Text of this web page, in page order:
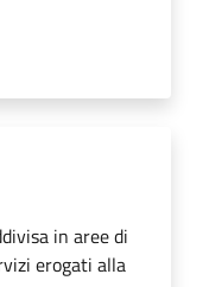
in aree di
erogati alla